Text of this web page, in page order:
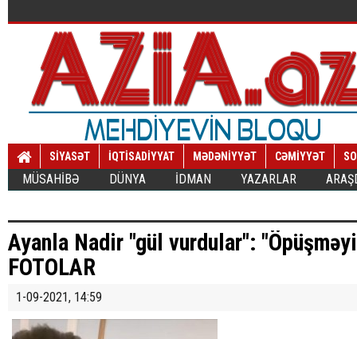
SİYASƏT İQTİSADİYYAT MƏDƏNİYYƏT CƏMİYYƏT
MÜSAHİBƏ DÜNYA İDMAN YAZARLAR
Ayanla Nadir "gül vurdular":
FOTOLAR
1-09-2021, 14:59